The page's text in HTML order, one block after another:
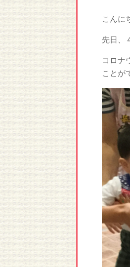
こんに
先日、
コロナ
ことが